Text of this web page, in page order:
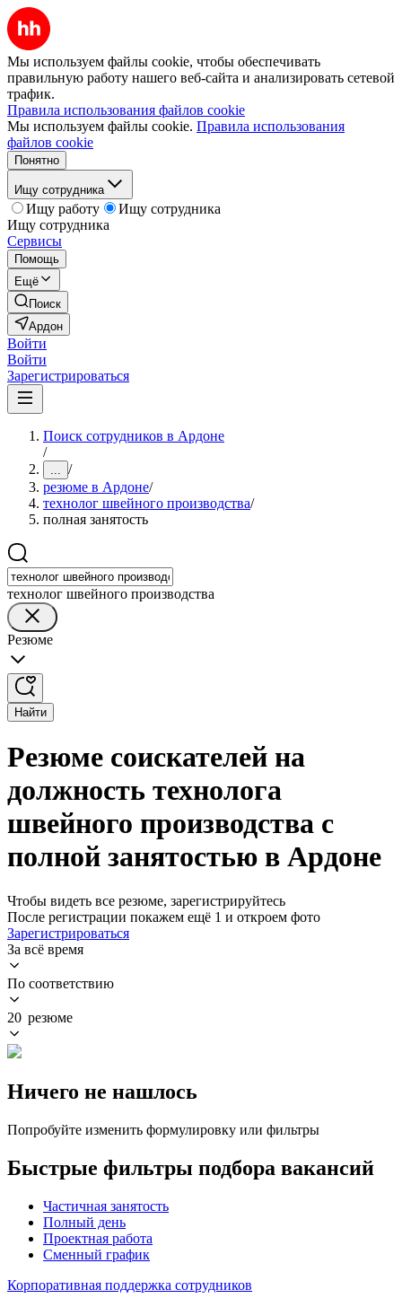
Мы используем файлы cookie, чтобы обеспечивать
правильную работу нашего веб-сайта и анализировать сетевой
трафик.
Правила использования файлов cookie
Мы используем файлы cookie. Правила использования
файлов cookie
Понятно
Ищу сотрудника
Ищу работу
Ищу сотрудника
Ищу сотрудника
Сервисы
Помощь
Ещё
Поиск
Ардон
Войти
Войти
Зарегистрироваться
Поиск сотрудников в Ардоне
/
... /
резюме в Ардоне/
технолог швейного производства/
полная занятость
технолог швейного производства
Резюме
Найти
Резюме соискателей на
должность технолога
швейного производства с
полной занятостью в Ардоне
Чтобы видеть все резюме, зарегистрируйтесь
После регистрации покажем ещё 1 и откроем фото
Зарегистрироваться
За всё время
По соответствию
20 резюме
Ничего не нашлось
Попробуйте изменить формулировку или фильтры
Быстрые фильтры подбора вакансий
Частичная занятость
Полный день
Проектная работа
Сменный график
Корпоративная поддержка сотрудников